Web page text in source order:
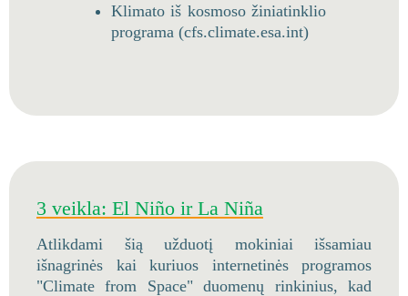
Klimato iš kosmoso žiniatinklio
programa (cfs.climate.esa.int)
3 veikla: El Niño ir La Niña
Atlikdami šią užduotį mokiniai išsamiau
išnagrinės kai kuriuos internetinės programos
"Climate from Space" duomenų rinkinius, kad